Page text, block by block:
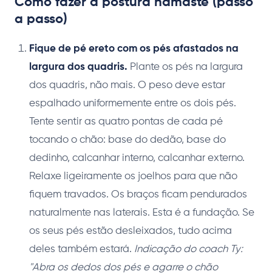
a passo)
Fique de pé ereto com os pés afastados na
largura dos quadris. Plante os pés na largura
dos quadris, não mais. O peso deve estar
espalhado uniformemente entre os dois pés.
Tente sentir as quatro pontas de cada pé
tocando o chão: base do dedão, base do
dedinho, calcanhar interno, calcanhar externo.
Relaxe ligeiramente os joelhos para que não
fiquem travados. Os braços ficam pendurados
naturalmente nas laterais. Esta é a fundação. Se
os seus pés estão desleixados, tudo acima
deles também estará. Indicação do coach Ty:
"Abra os dedos dos pés e agarre o chão